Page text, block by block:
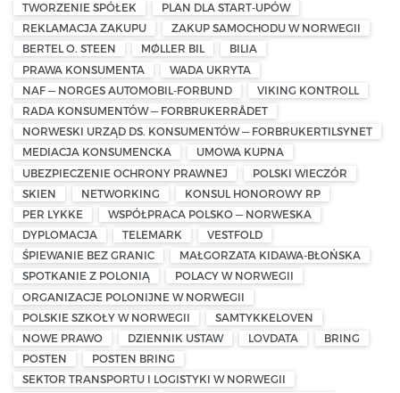
TWORZENIE SPÓŁEK
PLAN DLA START-UPÓW
REKLAMACJA ZAKUPU
ZAKUP SAMOCHODU W NORWEGII
BERTEL O. STEEN
MØLLER BIL
BILIA
PRAWA KONSUMENTA
WADA UKRYTA
NAF — NORGES AUTOMOBIL-FORBUND
VIKING KONTROLL
RADA KONSUMENTÓW — FORBRUKERRÅDET
NORWESKI URZĄD DS. KONSUMENTÓW — FORBRUKERTILSYNET
MEDIACJA KONSUMENCKA
UMOWA KUPNA
UBEZPIECZENIE OCHRONY PRAWNEJ
POLSKI WIECZÓR
SKIEN
NETWORKING
KONSUL HONOROWY RP
PER LYKKE
WSPÓŁPRACA POLSKO — NORWESKA
DYPLOMACJA
TELEMARK
VESTFOLD
ŚPIEWANIE BEZ GRANIC
MAŁGORZATA KIDAWA-BŁOŃSKA
SPOTKANIE Z POLONIĄ
POLACY W NORWEGII
ORGANIZACJE POLONIJNE W NORWEGII
POLSKIE SZKOŁY W NORWEGII
SAMTYKKELOVEN
NOWE PRAWO
DZIENNIK USTAW LOVDATA
BRING
POSTEN
POSTEN BRING
SEKTOR TRANSPORTU I LOGISTYKI W NORWEGII